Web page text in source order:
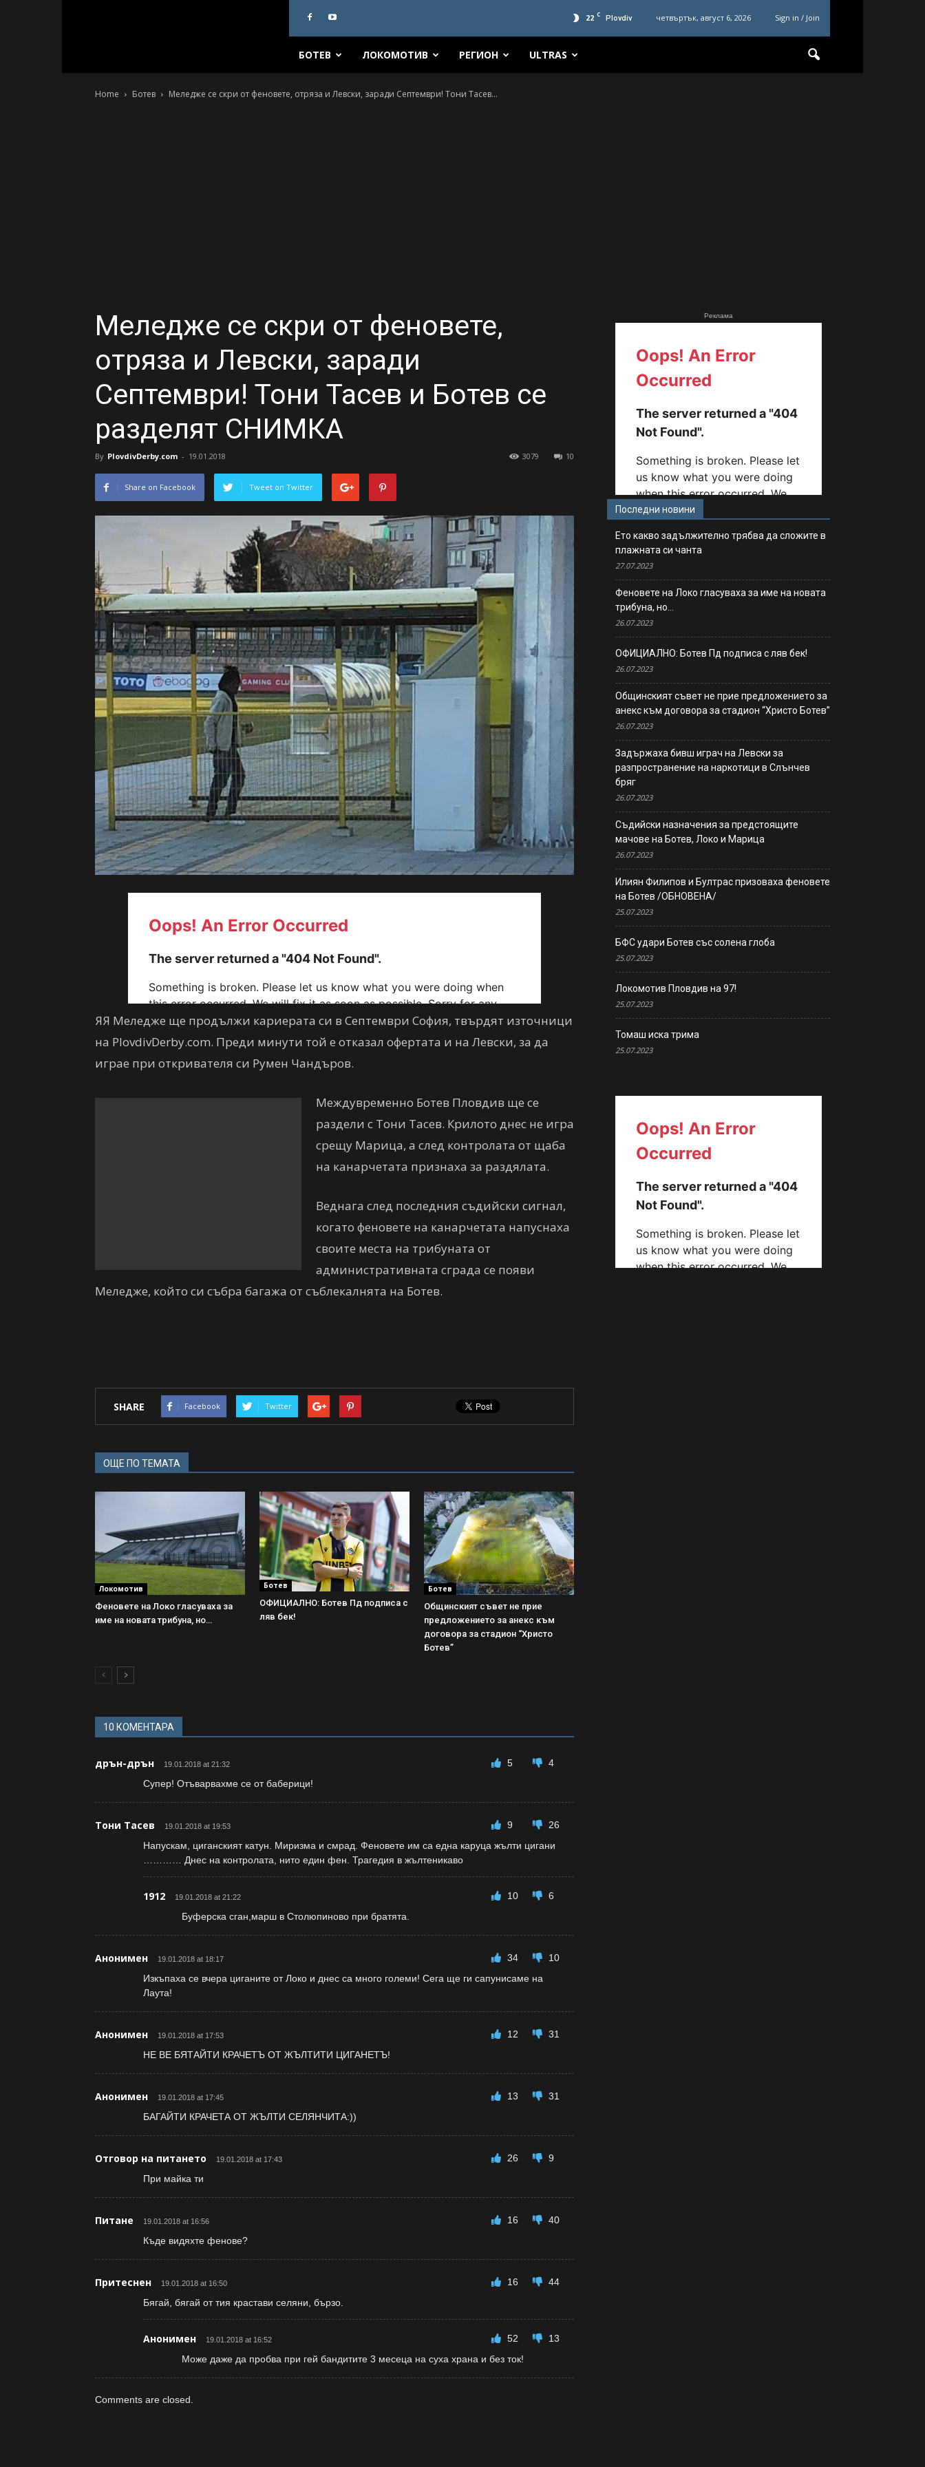
22 C Plovdiv четвъртък, август 6, 2026 Sign in / Join
БОТЕВ ЛОКОМОТИВ РЕГИОН ULTRAS
Home Ботев Меледже се скри от феновете, отряза и Левски, заради Септември! Тони Тасев...
Меледже се скри от феновете,
отряза и Левски, заради
Септември! Тони Тасев и Ботев се
разделят СНИМКА
By PlovdivDerby.com - 19.01.2018 10
3079
Share on Facebook Tweet on Twitter
ЯЯ Меледже ще продължи кариерата си в Септември София, твърдят източници
на PlovdivDerby.com. Преди минути той е отказал офертата и на Левски, за да
играе при откривателя си Румен Чандъров.
Междувременно Ботев Пловдив ще се
раздели с Тони Тасев. Крилото днес не игра
срещу Марица, а след контролата от щаба
на канарчетата признаха за раздялата.
Веднага след последния съдийски сигнал,
когато феновете на канарчетата напуснаха
своите места на трибуната от
административната сграда се появи
Меледже, който си събра багажа от съблекалнята на Ботев.
SHARE Facebook Twitter
ОЩЕ ПО ТЕМАТА
Локомотив
Феновете на Локо гласуваха за
име на новата трибуна, но…
Ботев
ОФИЦИАЛНО: Ботев Пд подписа с
ляв бек!
Ботев
Общинският съвет не прие
предложението за анекс към
договора за стадион “Христо
Ботев”
10 КОМЕНТАРА
дрън-дрън 19.01.2018 at 21:32 5
4
Супер! Отъварвахме се от баберици!
Тони Тасев 19.01.2018 at 19:53 9
26
Напускам, циганският катун. Миризма и смрад. Феновете им са една каруца жълти цигани
………… Днес на контролата, нито един фен. Трагедия в жълтеникаво
1912 19.01.2018 at 21:22 10
6
Буферска сган,марш в Столюпиново при братята.
Анонимен 19.01.2018 at 18:17 34
10
Изкъпаха се вчера циганите от Локо и днес са много големи! Сега ще ги сапунисаме на
Лаута!
Анонимен 19.01.2018 at 17:53 12
31
НЕ ВЕ БЯТАЙТИ КРАЧЕТЪ ОТ ЖЪЛТИТИ ЦИГАНЕТЪ!
Анонимен 19.01.2018 at 17:45 13
31
БАГАЙТИ КРАЧЕТА ОТ ЖЪЛТИ СЕЛЯНЧИТА:))
Отговор на питането 19.01.2018 at 17:43 26
9
При майка ти
Питане 19.01.2018 at 16:56 16
40
Къде видяхте фенове?
Притеснен 19.01.2018 at 16:50 16
44
Бягай, бягай от тия крастави селяни, бързо.
Анонимен 19.01.2018 at 16:52 52
13
Може даже да пробва при гей бандитите 3 месеца на суха храна и без ток!
Comments are closed.
Реклама
Последни новини
Ето какво задължително трябва да сложите в
плажната си чанта
27.07.2023
Феновете на Локо гласуваха за име на новата
трибуна, но…
26.07.2023
ОФИЦИАЛНО: Ботев Пд подписа с ляв бек!
26.07.2023
Общинският съвет не прие предложението за
анекс към договора за стадион “Христо Ботев”
26.07.2023
Задържаха бивш играч на Левски за
разпространение на наркотици в Слънчев
бряг
26.07.2023
Съдийски назначения за предстоящите
мачове на Ботев, Локо и Марица
26.07.2023
Илиян Филипов и Бултрас призоваха феновете
на Ботев /ОБНОВЕНА/
25.07.2023
БФС удари Ботев със солена глоба
25.07.2023
Локомотив Пловдив на 97!
25.07.2023
Томаш иска трима
25.07.2023